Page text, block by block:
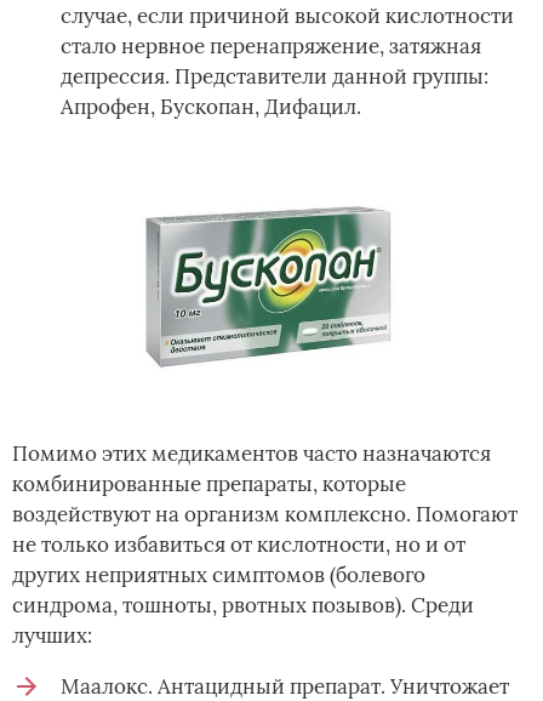
случае, если причиной высокой кислотности
стало нервное перенапряжение, затяжная
депрессия. Представители данной группы:
Апрофен, Бускопан, Дифацил.
Помимо этих медикаментов часто назначаются
комбинированные препараты, которые
воздействуют на организм комплексно. Помогают
не только избавиться от кислотности, но и от
других неприятных симптомов (болевого
синдрома, тошноты, рвотных позывов). Среди
лучших:
Маалокс. Антацидный препарат. Уничтожает